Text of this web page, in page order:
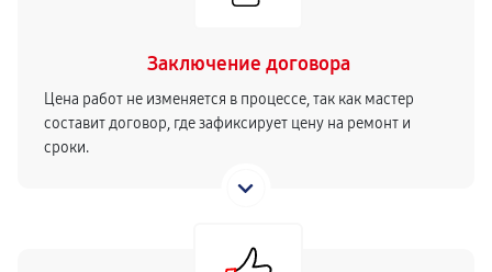
Заключение договора
Цена работ не изменяется в процессе, так как мастер
составит договор, где зафиксирует цену на ремонт и
сроки.